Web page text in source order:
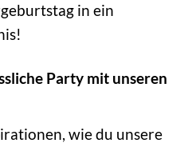
in ein
Party mit unseren
wie du unsere